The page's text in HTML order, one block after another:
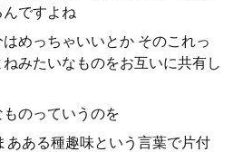
ですよね
めっちゃいいとか そのこれっ
みたいなものをお互いに共有し
のっていうのを
あある種趣味という言葉で片付